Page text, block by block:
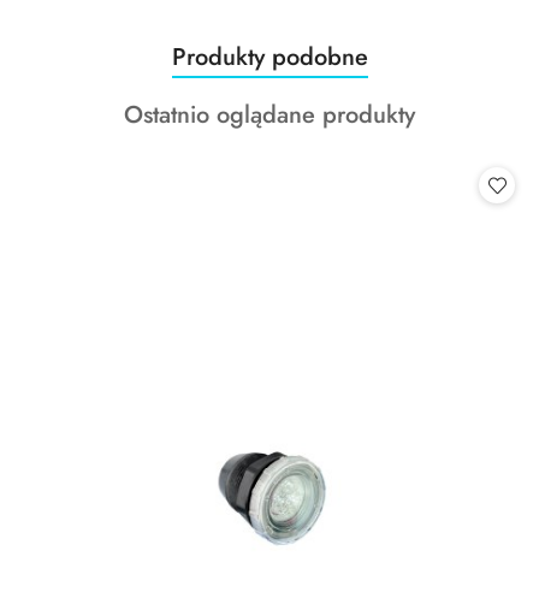
Pomiń karuzelę produktów
Produkty
o
statusie:
Produkty podobne
Produkty
Ostatnio oglądane produkty